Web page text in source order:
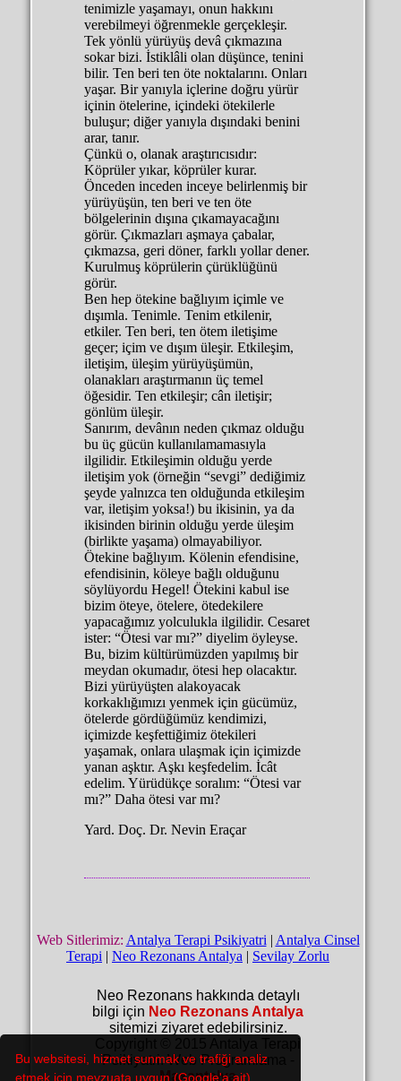
Bu websitesi, hizmet sunmak ve trafiği analiz
etmek için mevzuata uygun (Google'a ait)
tenimizle yaşamayı, onun hakkını
verebilmeyi öğrenmekle gerçekleşir.
Tek yönlü yürüyüş devâ çıkmazına
sokar bizi. İstiklâli olan düşünce, tenini
bilir. Ten beri ten öte noktalarını. Onları
yaşar. Bir yanıyla içlerine doğru yürür
içinin ötelerine, içindeki ötekilerle
buluşur; diğer yanıyla dışındaki benini
arar, tanır.
Çünkü o, olanak araştırıcısıdır:
Köprüler yıkar, köprüler kurar.
Önceden inceden inceye belirlenmiş bir
yürüyüşün, ten beri ve ten öte
bölgelerinin dışına çıkamayacağını
görür. Çıkmazları aşmaya çabalar,
çıkmazsa, geri döner, farklı yollar dener.
Kurulmuş köprülerin çürüklüğünü
görür.
Ben hep ötekine bağlıyım içimle ve
dışımla. Tenimle. Tenim etkilenir,
etkiler. Ten beri, ten ötem iletişime
geçer; içim ve dışım üleşir. Etkileşim,
iletişim, üleşim yürüyüşümün,
olanakları araştırmanın üç temel
öğesidir. Ten etkileşir; cân iletişir;
gönlüm üleşir.
Sanırım, devânın neden çıkmaz olduğu
bu üç gücün kullanılamamasıyla
ilgilidir. Etkileşimin olduğu yerde
iletişim yok (örneğin “sevgi” dediğimiz
şeyde yalnızca ten olduğunda etkileşim
var, iletişim yoksa!) bu ikisinin, ya da
ikisinden birinin olduğu yerde üleşim
(birlikte yaşama) olmayabiliyor.
Ötekine bağlıyım. Kölenin efendisine,
efendisinin, köleye bağlı olduğunu
söylüyordu Hegel! Ötekini kabul ise
bizim öteye, ötelere, ötedekilere
yapacağımız yolculukla ilgilidir. Cesaret
ister: “Ötesi var mı?” diyelim öyleyse.
Bu, bizim kültürümüzden yapılmış bir
meydan okumadır, ötesi hep olacaktır.
Bizi yürüyüşten alakoyacak
korkaklığımızı yenmek için gücümüz,
ötelerde gördüğümüz kendimizi,
içimizde keşfettiğimiz ötekileri
yaşamak, onlara ulaşmak için içimizde
yanan aşktır. Aşkı keşfedelim. İcât
edelim. Yürüdükçe soralım: “Ötesi var
mı?” Daha ötesi var mı?
Yard. Doç. Dr. Nevin Eraçar
Web Sitlerimiz: Antalya Terapi Psikiyatri | Antalya Cinsel
Terapi | Neo Rezonans Antalya | Sevilay Zorlu
Neo Rezonans hakkında detaylı
bilgi için Neo Rezonans Antalya
sitemizi ziyaret edebilirsiniz.
Psikiyatri. Web Programlama -
Maxantalya